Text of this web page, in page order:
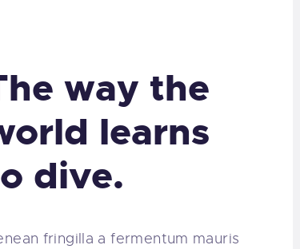
SALINAS
way the
learns
dive.
fringilla a fermentum mauris